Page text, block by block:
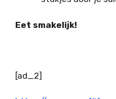
Eet smakelijk!
[ad_2]